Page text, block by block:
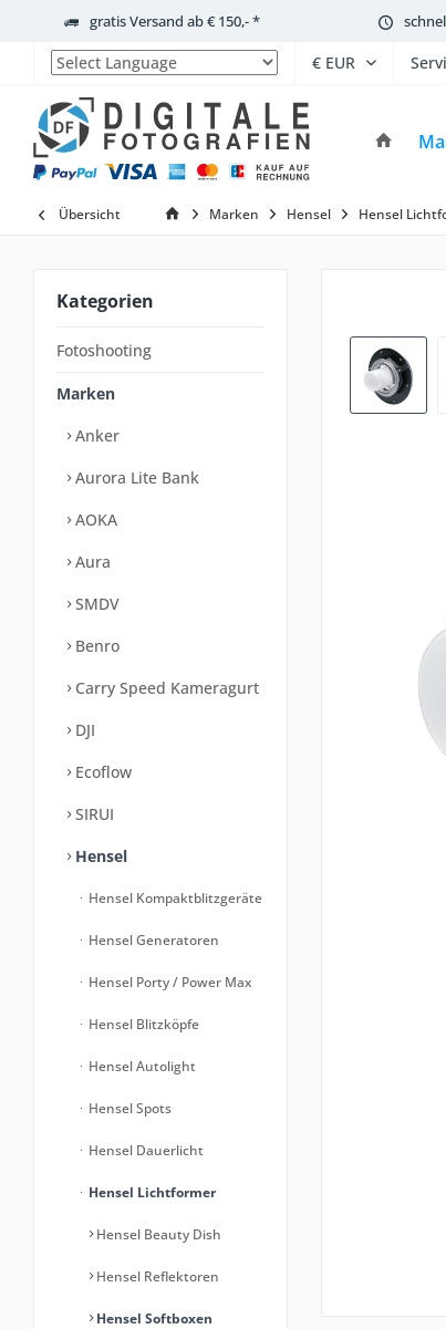
gratis Versand ab € 150,- *
Powered by
Übersicht Marken Hensel Hensel
Kategorien
Fotoshooting
Marken
Anker
Aurora Lite Bank
AOKA
Aura
SMDV
Benro
Carry Speed Kameragurt
DJI
Ecoflow
SIRUI
Hensel
Hensel Kompaktblitzgeräte
Hensel Generatoren
Hensel Porty / Power Max
Hensel Blitzköpfe
Hensel Autolight
Hensel Spots
Hensel Dauerlicht
Hensel Lichtformer
Hensel Beauty Dish
Hensel Reflektoren
Hensel Softboxen